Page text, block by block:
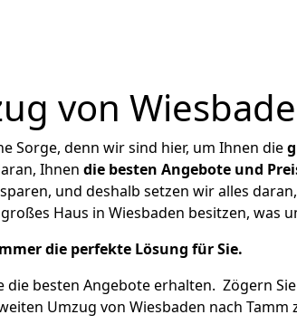
von
Sorge, denn wir sind hier, um Ihnen die
Ihnen die besten Angebote und
und deshalb setzen wir alles
Haus in Wiesbaden besitzen, was
die perfekte Lösung für Sie.
die besten Angebote erhalten. Zögern
Umzug von Wiesbaden nach Tamm